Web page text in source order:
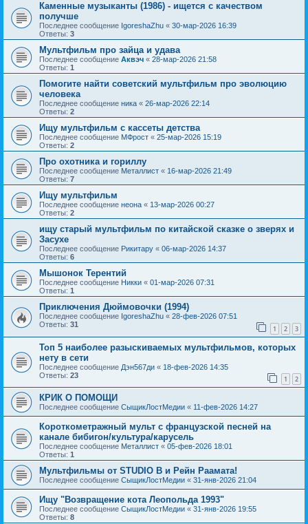
Каменные музыканты (1986) - ищется с качеством
получше
Последнее сообщение IgoreshaZhu « 30-мар-2026 16:39
Ответы: 3
Мультфильм про зайца и удава
Последнее сообщение Аквэч « 28-мар-2026 21:58
Ответы: 1
Помогите найти советский мультфильм про эволюцию
человека
Последнее сообщение ника « 26-мар-2026 22:14
Ответы: 2
Ищу мультфильм с кассеты детства
Последнее сообщение МФрост « 25-мар-2026 15:19
Ответы: 2
Про охотника и гориллу
Последнее сообщение Металлист « 16-мар-2026 21:49
Ответы: 7
Ищу мультфильм
Последнее сообщение неона « 13-мар-2026 00:27
Ответы: 2
ищу старый мультфильм по китайской сказке о зверях и
Засухе
Последнее сообщение Рикитару « 06-мар-2026 14:37
Ответы: 6
Мышонок Терентий
Последнее сообщение Никки « 01-мар-2026 07:31
Ответы: 1
Приключения Дюймовочки (1994)
Последнее сообщение IgoreshaZhu « 28-фев-2026 07:51
Ответы: 31 1 2 3
Топ 5 наиболее разыскиваемых мультфильмов, которых
нету в сети
Последнее сообщение Дэн567ди « 18-фев-2026 14:35
Ответы: 23 1 2
КРИК О ПОМОЩИ
Последнее сообщение СыщикЛостМедии « 11-фев-2026 14:27
Короткометражный мульт с французской песней на
канале бибигон/культура/карусель
Последнее сообщение Металлист « 05-фев-2026 18:01
Ответы: 1
Мультфильмы от STUDIO B и Рейн Раамата!
Последнее сообщение СыщикЛостМедии « 31-янв-2026 21:04
Ищу "Возвращение кота Леопольда 1993"
Последнее сообщение СыщикЛостМедии « 31-янв-2026 19:55
Ответы: 8